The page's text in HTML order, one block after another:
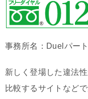
事務所名：Duelパー
新しく登場した違法
比較するサイトなど